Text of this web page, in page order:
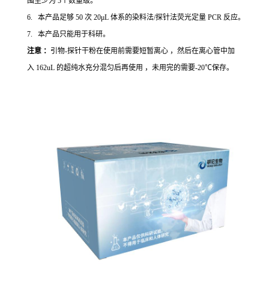
6. 本产品足够 50 次 20μL 体系的染料法/探针法荧光定量 PCR 反应。
7. 本产品只能用于科研。
注意 ： 引物-探针干粉在使用前需要短暂离心 ，然后在离心管中加
入 162uL 的超纯水充分混匀后再使用 ，未用完的需要-20℃保存。